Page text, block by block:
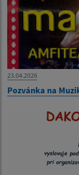
23.04.2026
Pozvánka na